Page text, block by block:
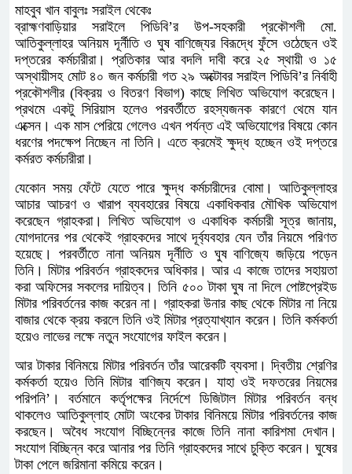
মাহবুব খান বাবুলঃ সরাইল থেকেঃ
ব্রাহ্মণবাড়িয়ার সরাইলে পিডিবি’র উপ-সহকারী প্রকৌশলী মো.
আতিকুল্লাহর অনিয়ম দূর্নীতি ও ঘুষ বাণিজ্যের বিরূদ্ধে ফুঁসে ওঠেছেন ওই
দপ্তরের কর্মচারীরা। প্রতিকার আর বদলি দাবী করে ২৫ স্থায়ী ও ১৫
অস্থায়ীসহ মোট ৪০ জন কর্মচারী গত ২৯ অক্টোবর সরাইল পিডিবি’র নির্বাহী
প্রকৌশলীর (বিক্রয় ও বিতরণ বিভাগ) কাছে লিখিত অভিযোগ করেছেন।
প্রথমে একটু সিরিয়াস হলেও পরবর্তীতে রহস্যজনক কারণে থেমে যান
এক্সেন। এক মাস পেরিয়ে গেলেও এখন পর্যন্ত এই অভিযোগের বিষয়ে কোন
ধরণের পদক্ষেপ নিচ্ছেন না তিনি। এতে ক্রমেই ক্ষুদ্ধ হচ্ছেন ওই দপ্তরে
কর্মরত কর্মচারীরা।
যেকোন সময় ফেঁটে যেতে পারে ক্ষুদ্ধ কর্মচারীদের বোমা। আতিকুল্লাহর
আচার আচরণ ও খারাপ ব্যবহারের বিষয়ে একাধিকবার মৌখিক অভিযোগ
করেছেন গ্রাহকরা। লিখিত অভিযোগ ও একাধিক কর্মচারী সূত্র জানায়,
যোগদানের পর থেকেই গ্রাহকদের সাথে দূর্ব্যবহার যেন তাঁর নিয়মে পরিণত
হয়েছে। পরবর্তীতে নানা অনিয়ম দূর্নীতি ও ঘুষ বাণিজ্যে জড়িয়ে পড়েন
তিনি। মিটার পরিবর্তন গ্রাহকদের অধিকার। আর এ কাজে তাদের সহায়তা
করা অফিসের সকলের দায়িত্ব। তিনি ৫০০ টাকা ঘুষ না দিলে পোষ্টপ্রেইড
মিটার পরিবর্তনের কাজ করেন না। গ্রাহকরা উনার কাছ থেকে মিটার না নিয়ে
বাজার থেকে ক্রয় করলে তিনি ওই মিটার প্রত্যাখ্যান করেন। তিনি কর্মকর্তা
হয়েও লাভের লক্ষে নতুন সংযোগের ফাইল করেন।
আর টাকার বিনিময়ে মিটার পরিবর্তন তাঁর আরেকটি ব্যবসা। দ্বিতীয় শ্রেণির
কর্মকর্তা হয়েও তিনি মিটার বাণিজ্য করেন। যাহা ওই দফতরের নিয়মের
পরিপনি’। বর্তমানে কর্তৃপক্ষের নির্দেশে ডিজিটাল মিটার পরিবর্তন বন্ধ
থাকলেও আতিকুল্লাহ মোটা অংকের টাকার বিনিময়ে মিটার পরিবর্তনের কাজ
করছেন। অবৈধ সংযোগ বিচ্ছিন্নের কাজে তিনি নানা কারিশমা দেখান।
সংযোগ বিচ্ছিন্ন করে আনার পর তিনি গ্রাহকদের সাথে চুক্তি করেন। ঘুষের
টাকা পেলে জরিমানা কমিয়ে করেন।